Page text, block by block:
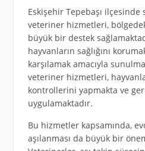
Eskişehir Tepebaşı
veteriner hizmetleri,
büyük bir destek
hayvanların sağlığını
karşılamak amacıyla
veteriner hizmetleri,
kontrollerini yapmakta ve
uygulamaktadır.
Bu hizmetler kapsamında,
aşılanması da büyük bir